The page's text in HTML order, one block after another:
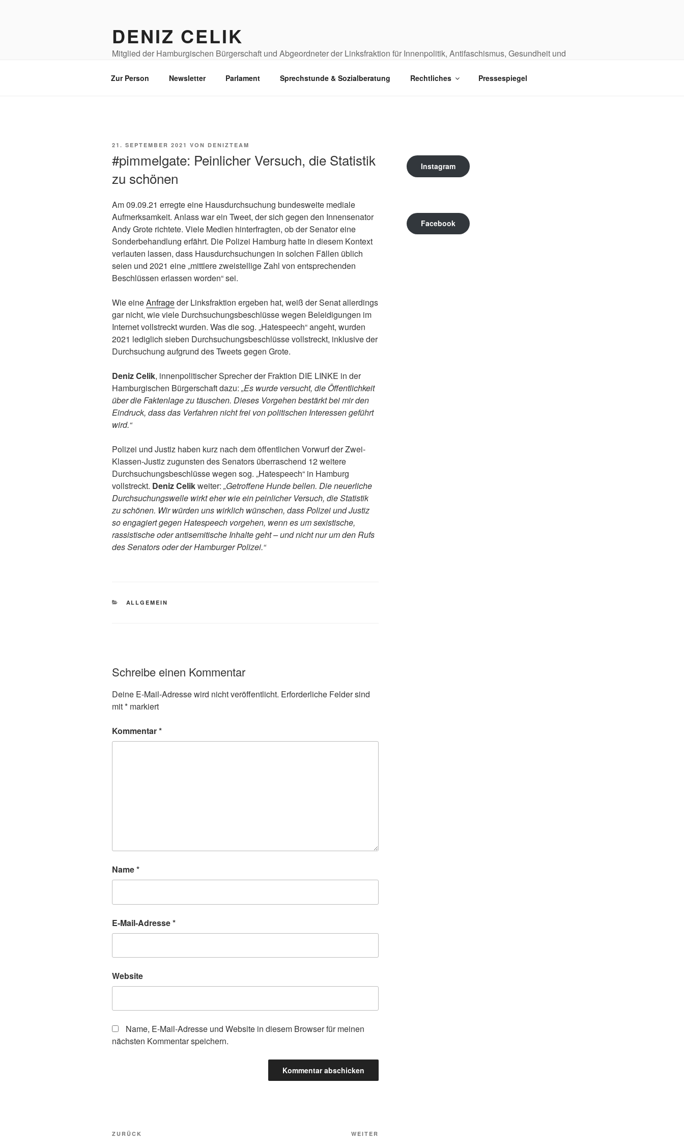
DENIZ CELIK
Mitglied der Hamburgischen Bürgerschaft und Abgeordneter der Linksfraktion für Innenpolitik, Antifaschismus, Gesundheit und
Zur Person Newsletter Parlament Sprechstunde & Sozialberatung Rechtliches Pressespiegel
VERÖFFENTLICHT
21. SEPTEMBER 2021 VON DENIZTEAM
#pimmelgate: Peinlicher Versuch, die Statistik
zu schönen
Am 09.09.21 erregte eine Hausdurchsuchung bundesweite mediale
Aufmerksamkeit. Anlass war ein Tweet, der sich gegen den Innensenator
Andy Grote richtete. Viele Medien hinterfragten, ob der Senator eine
Sonderbehandlung erfährt. Die Polizei Hamburg hatte in diesem Kontext
verlauten lassen, dass Hausdurchsuchungen in solchen Fällen üblich
seien und 2021 eine „mittlere zweistellige Zahl von entsprechenden
Beschlüssen erlassen worden“ sei.
Wie eineAnfrageder Linksfraktion ergeben hat, weiß der Senat allerdings
gar nicht, wie viele Durchsuchungsbeschlüsse wegen Beleidigungen im
Internet vollstreckt wurden. Was die sog. „Hatespeech“ angeht, wurden
2021 lediglich sieben Durchsuchungsbeschlüsse vollstreckt, inklusive der
Durchsuchung aufgrund des Tweets gegen Grote.
Deniz Celik, innenpolitischer Sprecher der Fraktion DIE LINKE in der
Hamburgischen Bürgerschaft dazu: „Es wurde versucht, die Öffentlichkeit
über die Faktenlage zu täuschen. Dieses Vorgehen bestärkt bei mir den
Eindruck, dass das Verfahren nicht frei von politischen Interessen geführt
wird.“
Polizei und Justiz haben kurz nach dem öffentlichen Vorwurf der Zwei-
Klassen-Justiz zugunsten des Senators überraschend 12 weitere
Durchsuchungsbeschlüsse wegen sog. „Hatespeech“ in Hamburg
vollstreckt. Deniz Celikweiter: „Getroffene Hunde bellen. Die neuerliche
Durchsuchungswelle wirkt eher wie ein peinlicher Versuch, die Statistik
zu schönen. Wir würden uns wirklich wünschen, dass Polizei und Justiz
so engagiert gegen Hatespeech vorgehen, wenn es um sexistische,
rassistische oder antisemitische Inhalte geht – und nicht nur um den Rufs
des Senators oder der Hamburger Polizei.“
KATEGORIEN
ALLGEMEIN
Schreibe einen Kommentar
Deine E-Mail-Adresse wird nicht veröffentlicht. Erforderliche Felder sind
mit* markiert
Kommentar*
Name*
E-Mail-Adresse*
Website
Name, E-Mail-Adresse und Website in diesem Browser für meinen
nächsten Kommentar speichern.
Beitragsnavigation
Vorheriger
ZURÜCK WEITER
Instagram
Facebook